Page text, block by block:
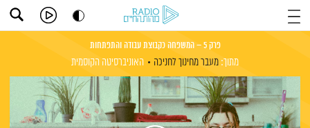
פרק 5 – המשפחה כקבוצת עבודה והתפתחות
מתוך: מעבר מחינוך לחניכה האוניברסיטה הקוסמית